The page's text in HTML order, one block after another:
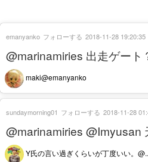
@marinamiries 出走ゲート
maki@emanyanko
emanyanko フォローする 2018-11-28 19:20:35
@marinamiries @Imyusan
Y氏の言い過ぎくらいが丁度いい。
sundaymorning01 フォローする 2018-11-28